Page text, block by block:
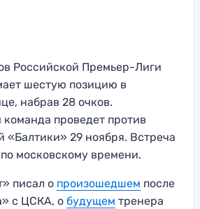
Российской Премьер-Лиги
шестую позицию в
набрав 28 очков.
проведет против
«Балтики» 29 ноября. Встреча
московскому времени.
писал о произошедшем после
с ЦСКА, о будущем тренера